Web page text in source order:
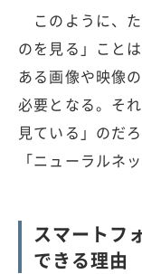
このように、
のを見る」こと
ある画像や映像
必要となる。そ
見ている」のだ
「ニューラルネ
スマートフ
できる理由